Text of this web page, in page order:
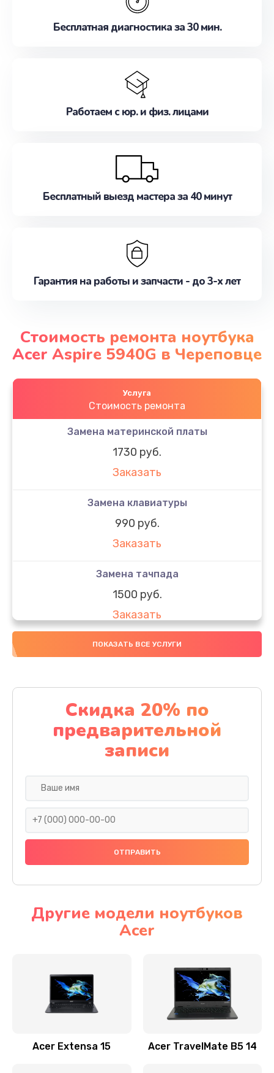
Бесплатная диагностика за 30 мин.
Работаем с юр. и физ. лицами
Бесплатный выезд мастера за 40 минут
Гарантия на работы и запчасти - до 3-х лет
Стоимость ремонта ноутбука
Acer Aspire 5940G в Череповце
Услуга
Стоимость ремонта
Замена материнской платы
1730 руб.
Заказать
Замена клавиатуры
990 руб.
Заказать
Замена тачпада
1500 руб.
Заказать
Замена южного моста
Заказать
Чистка от пыли
1060 руб.
Заказать
Ремонт подсветки
Настройка BIOS
Замена видеочипа
Заказать
ПОКАЗАТЬ ВСЕ УСЛУГИ
Скидка 20% по
предварительной
записи
Другие модели ноутбуков
Acer
Acer Extensa 15 Acer TravelMate B5 14